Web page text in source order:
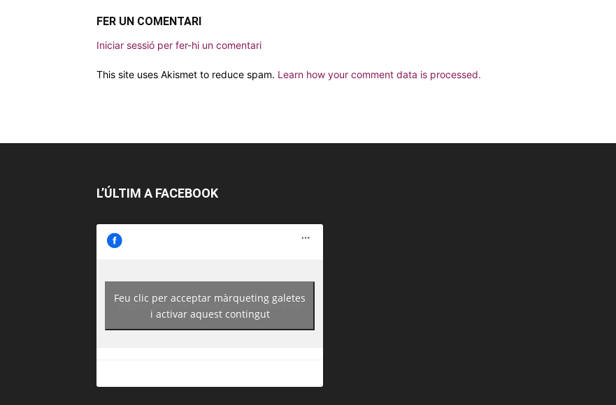
FER UN COMENTARI
Iniciar sessió per fer-hi un comentari
This site uses Akismet to reduce spam. Learn how your comment data is processed.
L’ÚLTIM A FACEBOOK
https://www.facebook.com/guiadereus/
Feu clic per acceptar màrqueting galetes
i activar aquest contingut